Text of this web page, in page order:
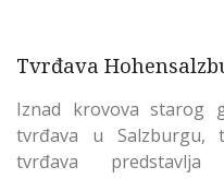
Tvrđava
Iznad krovova starog
tvrđava u Salzburgu,
tvrđava predstavlja